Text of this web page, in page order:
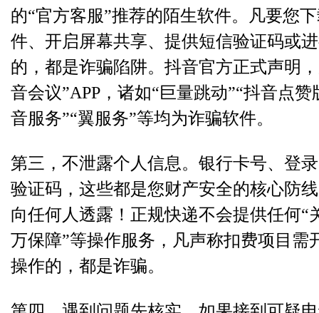
的“官方客服”推荐的陌生软件。凡要您
件、开启屏幕共享、提供短信验证码或
的，都是诈骗陷阱。抖音官方正式声明
音会议”APP，诸如“巨量跳动”“抖音点赞
音服务”“翼服务”等均为诈骗软件。
第三，不泄露个人信息。银行卡号、登
验证码，这些都是您财产安全的核心防
向任何人透露！正规快递不会提供任何“
万保障”等操作服务，凡声称扣费项目需
操作的，都是诈骗。